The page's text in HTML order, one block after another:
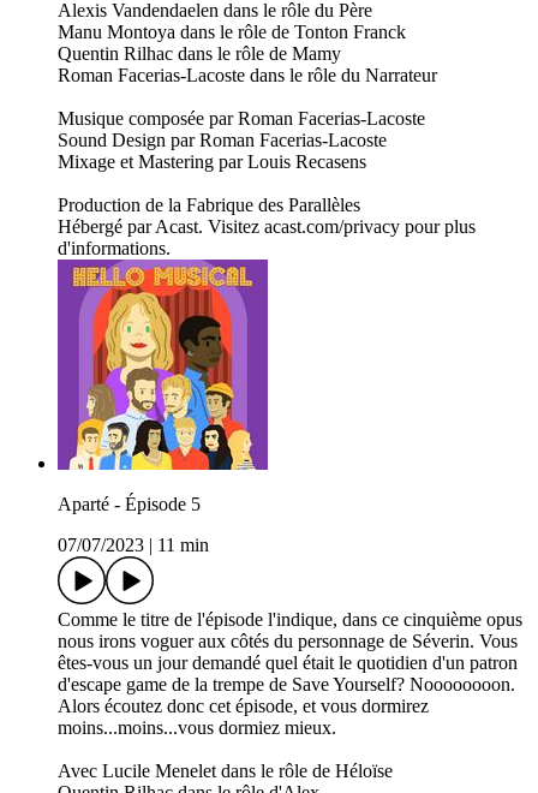
Alexis Vandendaelen dans le rôle du Père
Manu Montoya dans le rôle de Tonton Franck
Quentin Rilhac dans le rôle de Mamy
Roman Facerias-Lacoste dans le rôle du Narrateur
Musique composée par Roman Facerias-Lacoste
Sound Design par Roman Facerias-Lacoste
Mixage et Mastering par Louis Recasens
Production de la Fabrique des Parallèles
Hébergé par Acast. Visitez acast.com/privacy pour plus
d'informations.
Aparté - Épisode 5
07/07/2023
11 min
Comme le titre de l'épisode l'indique, dans ce cinquième opus
nous irons voguer aux côtés du personnage de Séverin. Vous
êtes-vous un jour demandé quel était le quotidien d'un patron
d'escape game de la trempe de Save Yourself? Noooooooon.
Alors écoutez donc cet épisode, et vous dormirez
moins...moins...vous dormiez mieux.
Avec Lucile Menelet dans le rôle de Héloïse